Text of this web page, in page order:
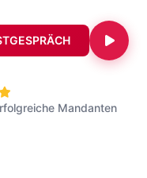
Mandanten